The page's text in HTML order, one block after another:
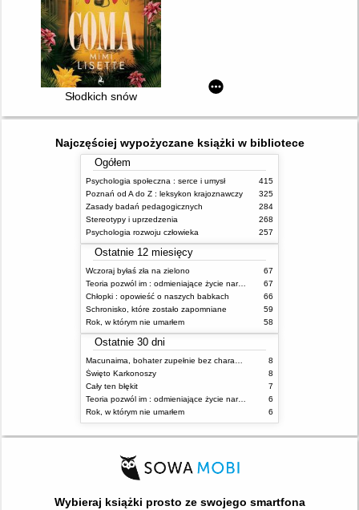
Słodkich snów
Najczęściej wypożyczane książki w bibliotece
Ogółem
Psychologia społeczna : serce i umysł
415
Poznań od A do Z : leksykon krajoznawczy
325
Zasady badań pedagogicznych
284
Stereotypy i uprzedzenia
268
Psychologia rozwoju człowieka
257
Ostatnie 12 miesięcy
Wczoraj byłaś zła na zielono
67
Teoria pozwól im : odmieniające życie narzędzie, o którym mówią miliony ludzi
67
Chłopki : opowieść o naszych babkach
66
Schronisko, które zostało zapomniane
59
Rok, w którym nie umarłem
58
Ostatnie 30 dni
8
Święto Karkonoszy
8
Cały ten błękit
7
Teoria pozwól im : odmieniające życie narzędzie, o którym mówią miliony ludzi
6
Rok, w którym nie umarłem
6
Wybieraj książki prosto ze swojego smartfona